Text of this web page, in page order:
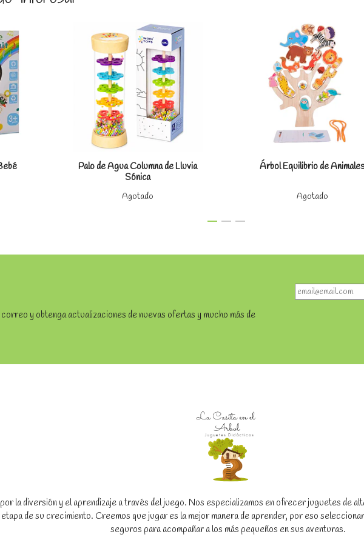
Ver detalles
Palo de Agua Columna de Lluvia
Sónica
Agotado
Ver
Árbol Equilibrio de
Agotado
y obtenga actualizaciones de nuevas ofertas y mucho más de
la diversión y el aprendizaje a través del juego. Nos especializamos en ofrecer juguetes de
de su crecimiento. Creemos que jugar es la mejor manera de aprender, por eso
seguros para acompañar a los más pequeños en sus aventuras.